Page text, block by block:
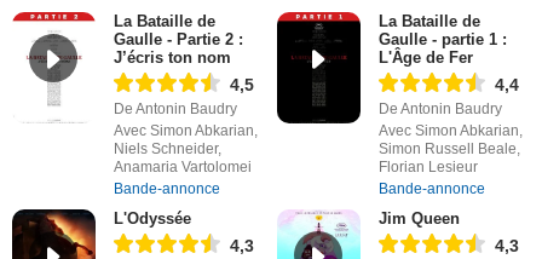
La Bataille de
Gaulle - Partie 2 :
J’écris ton nom
4,5
De Antonin Baudry
Avec Simon Abkarian,
Niels Schneider,
Anamaria Vartolomei
Bande-annonce
La Bataille de
Gaulle - partie 1 :
L'Âge de Fer
4,4
De Antonin Baudry
Avec Simon Abkarian,
Simon Russell Beale,
Florian Lesieur
Bande-annonce
L'Odyssée
4,3
Jim Queen
4,3